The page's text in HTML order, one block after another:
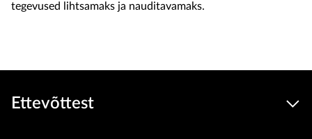
tegevused lihtsamaks ja nauditavamaks.
Ettevõttest